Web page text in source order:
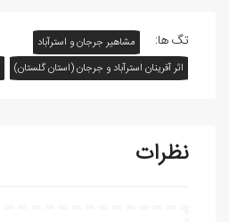
تگ ها:
مشاهیر جرجان و استرآباد
اثر آفرينان استرآباد و جرجان (استان گلستان)
نظرات